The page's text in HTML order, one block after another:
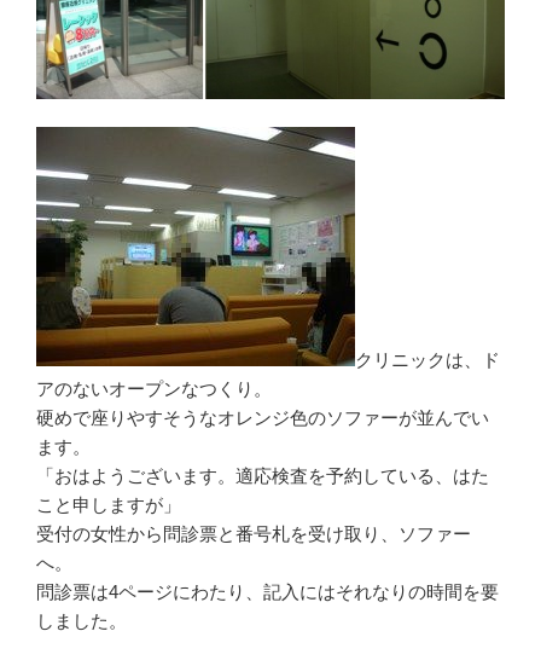
クリニックは、ド
アのないオープンなつくり。
硬めで座りやすそうなオレンジ色のソファーが並んでい
ます。
「おはようございます。適応検査を予約している、はた
こと申しますが」
受付の女性から問診票と番号札を受け取り、ソファー
へ。
問診票は4ページにわたり、記入にはそれなりの時間を要
しました。